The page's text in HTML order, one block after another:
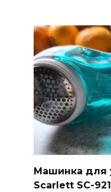
Машинка для
Scarlett SC-921